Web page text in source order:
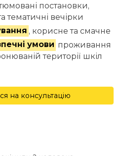
постановки,
тематичні вечірки
, корисне та смачне
умови проживання
території шкіл
на консультацію